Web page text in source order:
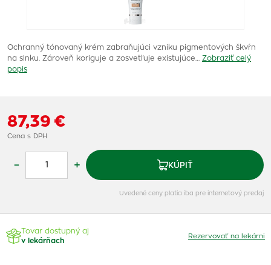
Ochranný tónovaný krém zabraňujúci vzniku pigmentových škvŕn
na slnku. Zároveň koriguje a zosvetľuje existujúce…
Zobraziť celý
popis
87,39 €
Cena s DPH
– + KÚPIŤ
Uvedené ceny platia iba pre internetový predaj
Tovar dostupný aj
v lekárňach
Rezervovať na lekárni